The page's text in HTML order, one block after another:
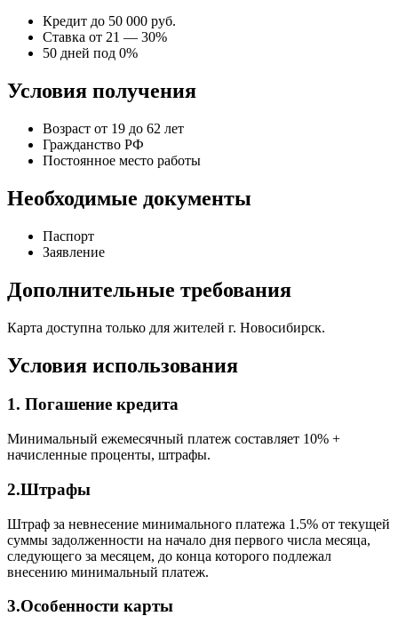
Кредит до 50 000 руб.
Ставка от 21 — 30%
50 дней под 0%
Условия получения
Возраст от 19 до 62 лет
Гражданство РФ
Постоянное место работы
Необходимые документы
Паспорт
Заявление
Дополнительные требования
Карта доступна только для жителей г. Новосибирск.
Условия использования
1. Погашение кредита
Минимальный ежемесячный платеж составляет 10% +
начисленные проценты, штрафы.
2.Штрафы
Штраф за невнесение минимального платежа 1.5% от текущей
суммы задолженности на начало дня первого числа месяца,
следующего за месяцем, до конца которого подлежал
внесению минимальный платеж.
3.Особенности карты